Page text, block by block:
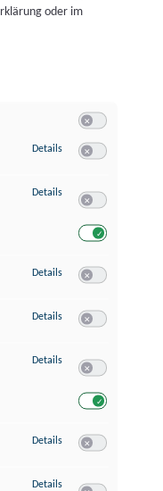
oder im
Details zu Speichern von
Details zu Verwendung
Details zu Erstellung von
Details zu Verwendung von
Details zu Messung der
Details zu Messung der
Details zu Analyse von